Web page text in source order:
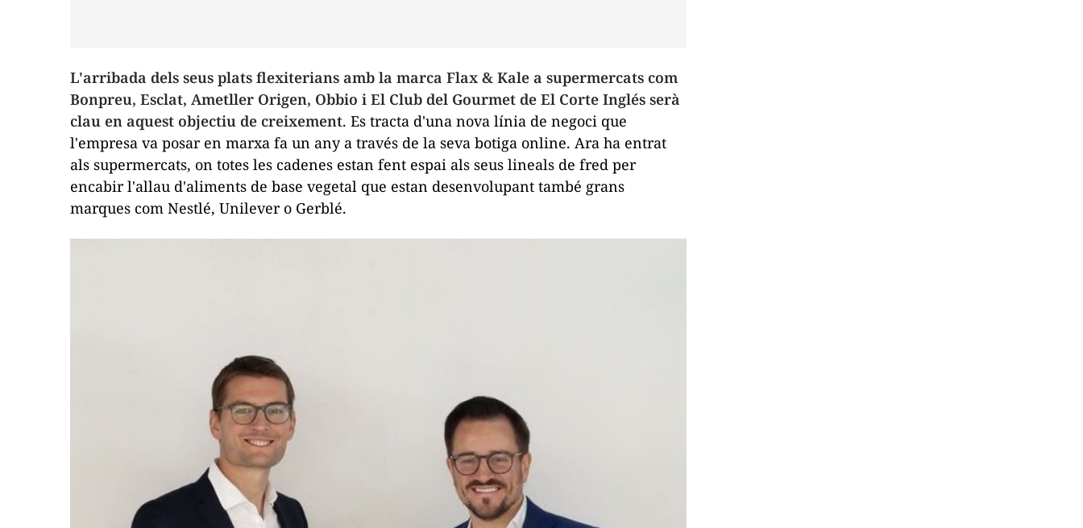
L'arribada dels seus plats flexiterians amb la marca Flax & Kale a supermercats com
Bonpreu, Esclat, Ametller Origen, Obbio i El Club del Gourmet de El Corte Inglés serà
clau en aquest objectiu de creixement. Es tracta d'una nova línia de negoci que
l'empresa va posar en marxa fa un any a través de la seva botiga online. Ara ha entrat
als supermercats, on totes les cadenes estan fent espai als seus lineals de fred per
encabir l'allau d'aliments de base vegetal que estan desenvolupant també grans
marques com Nestlé, Unilever o Gerblé.